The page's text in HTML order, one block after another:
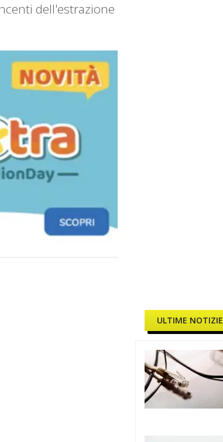
dell'estrazione
ULTIME NOTIZIE